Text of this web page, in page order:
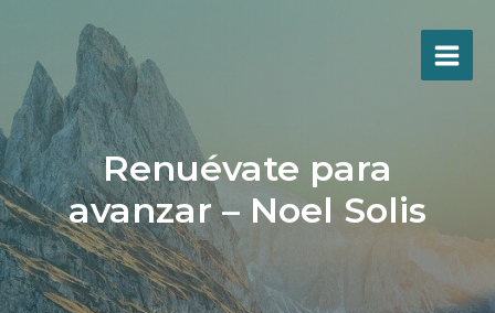
contenido
Renuévate para
avanzar – Noel Solis